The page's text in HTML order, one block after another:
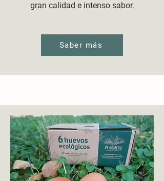
gran calidad e intenso sabor.
Saber más